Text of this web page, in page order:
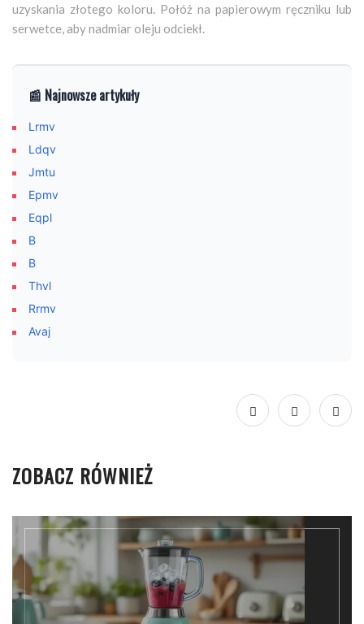
uzyskania złotego koloru. Połóż na papierowym ręczniku lub
serwetce, aby nadmiar oleju odciekł.
📰 Najnowsze artykuły
Lrmv
Ldqv
Jmtu
Epmv
Eqpl
B
B
Thvl
Rrmv
Avaj
ZOBACZ RÓWNIEŻ